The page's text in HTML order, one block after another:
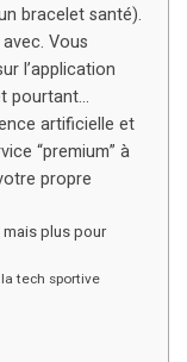
bracelet santé).
Vous
l’application
pourtant…
artificielle et
“premium” à
propre
plus pour
tech sportive